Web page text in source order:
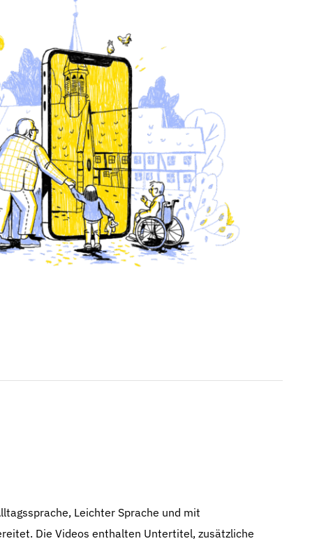
Leichter Sprache und mit
Die Videos enthalten Untertitel, zusätzliche